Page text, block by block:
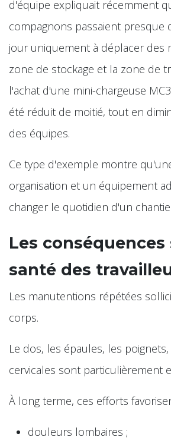
d'équipe expliquait récemment
compagnons passaient presque
jour uniquement à déplacer des
zone de stockage et la zone de
l'achat d'une mini-chargeuse
été réduit de moitié, tout en
des équipes.
Ce type d'exemple montre
organisation et un équipement
changer le quotidien d'un
Les conséquences
santé des
Les manutentions répétées
corps.
Le dos, les épaules, les
cervicales sont particulièrement
À long terme, ces efforts
douleurs lombaires ;